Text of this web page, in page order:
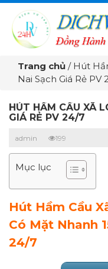
Trang chủ / Hút
Nai Sạch Giá Rẻ PV
HÚT HẦM CẦU XÃ
GIÁ RẺ PV 24/7
admin 199
Mục lục
Hút Hầm Cầu
Có Mặt Nhanh
24/7